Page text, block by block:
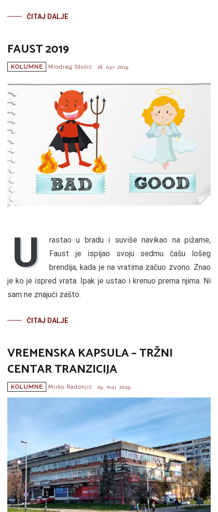
ČITAJ DALJE
FAUST 2019
KOLUMNE Miodrag Stošić 18. apr 2019.
U
rastao u bradu i suviše navikao na pižame,
Faust je ispijao svoju sedmu čašu lošeg
brendija, kada je na vratima začuo zvono. Znao
je ko je ispred vrata. Ipak je ustao i krenuo prema njima. Ni
sam ne znajući zašto.
ČITAJ DALJE
VREMENSKA KAPSULA – TRŽNI
CENTAR TRANZICIJA
KOLUMNE Mirko Radonjić 29. mar 2019.